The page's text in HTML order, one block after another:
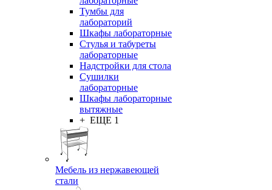
Тумбы для
лабораторий
Шкафы лабораторные
Стулья и табуреты
лабораторные
Надстройки для стола
Сушилки
лабораторные
Шкафы лабораторные
вытяжные
+ ЕЩЕ 1
Мебель из нержавеющей
стали